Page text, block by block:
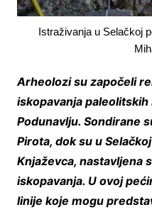
Istraživanja u Selačkoj
Arheolozi su započeli
iskopavanja paleolitskih
Podunavlju. Sondirane
Pirota, dok su u
Knjaževca, nastavljena
iskopavanja. U ovoj
linije koje mogu